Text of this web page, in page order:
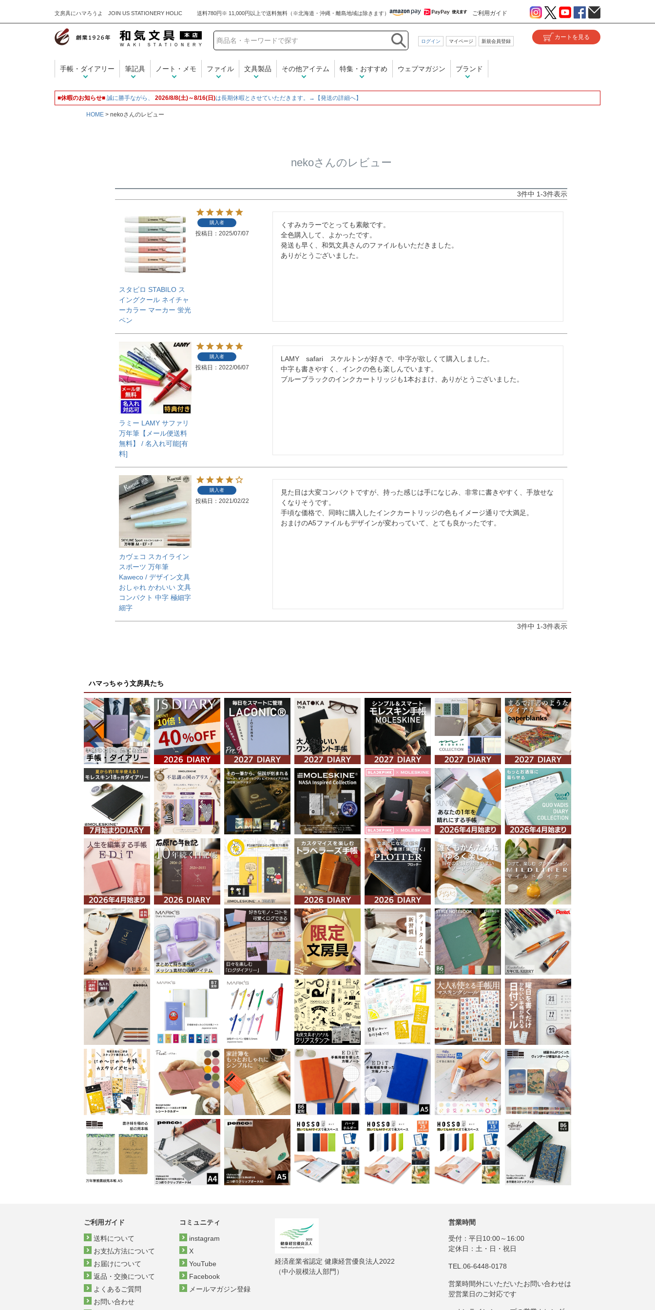
文房具にハマろうよ JOIN US STATIONERY HOLIC ご利用ガイド
和気文具
ログイン マイページ 新規会員登録
手帳・ダイアリー 筆記具 ノート・メモ ファイル 文具製品 その他アイテム 特集・おすすめ ウェブマガジン ブランド
■休暇のお知らせ■ 誠に勝手ながら、 2026/8/8(土)～8/16(日)は長期休暇とさせていただきます。→【発送の詳細へ】
HOME nekoさんのレビュー
nekoさんのレビュー
3件中 1-3件表示
スタビロ STABILO ス
イングクール ネイチャ
ーカラー マーカー 蛍光
ペン
購入者
投稿日 2025/07/07
くすみカラーでとっても素敵です。
全色購入して、よかったです。
発送も早く、和気文具さんのファイルもいただきました。
ラミー LAMY サファリ
万年筆【メール便送料
無料】 / 名入れ可能[有
料]
購入者
投稿日 2022/06/07
LAMY　safari　スケルトンが好きで、中字が欲しくて購入しました。
中字も書きやすく、インクの色も楽しんでいます。
ブルーブラックのインクカートリッジも1本おまけ、ありがとうございました。
カヴェコ スカイライン
スポーツ 万年筆
Kaweco / デザイン文具
おしゃれ かわいい 文具
コンパクト 中字 極細字
細字
購入者
投稿日 2021/02/22
見た目は大変コンパクトですが、持った感じは手になじみ、非常に書きやすく、手放せな
くなりそうです。
手頃な価格で、同時に購入したインクカートリッジの色もイメージ通りで大満足。
おまけのA5ファイルもデザインが変わっていて、とても良かったです。
3件中 1-3件表示
ハマっちゃう文房具たち
ご利用ガイド
送料について
お支払方法について
お届けについて
返品・交換について
よくあるご質問
お問い合わせ
コミュニティ
instagram
X
YouTube
Facebook
メールマガジン登録
経済産業省認定 健康経営優良法人2022
（中小規模法人部門）
営業時間
受付：平日10:00～16:00
定休日：土・日・祝日
TEL.06-6448-0178
営業時間外にいただいたお問い合わせは
翌営業日のご対応です